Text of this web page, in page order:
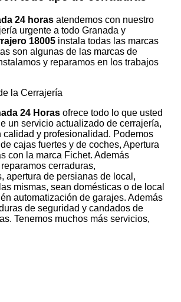
24 horasatendemos con nuestro
urgente a todo Granada y
18005 instala todas las marcas
son algunas de las marcas de
y reparamos en los trabajos
24 Horas ofrece todo lo que usted
un servicio actualizado de cerrajería,
calidad y profesionalidad. Podemos
cajas fuertes y de coches, Apertura
con la marca Fichet. Además
cerraduras,
apertura de persianas de local,
mismas, sean domésticas o de local
automatización de garajes. Además
de seguridad y candados de
Tenemos muchos más servicios,